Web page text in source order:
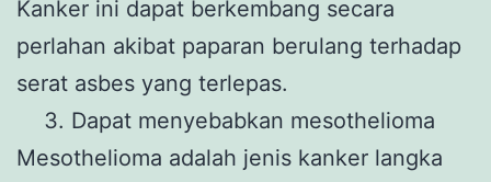
Kanker ini dapat berkembang secara
perlahan akibat paparan berulang terhadap
serat asbes yang terlepas.
Dapat menyebabkan mesothelioma
Mesothelioma adalah jenis kanker langka